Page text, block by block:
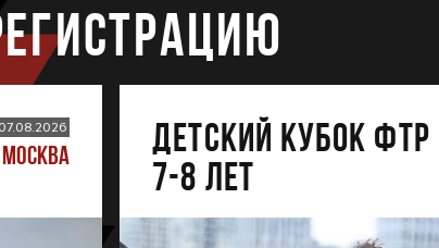
07.08.2026
МОСКВА
ДЕТСКИЙ КУБОК ФТР
7-8 лет